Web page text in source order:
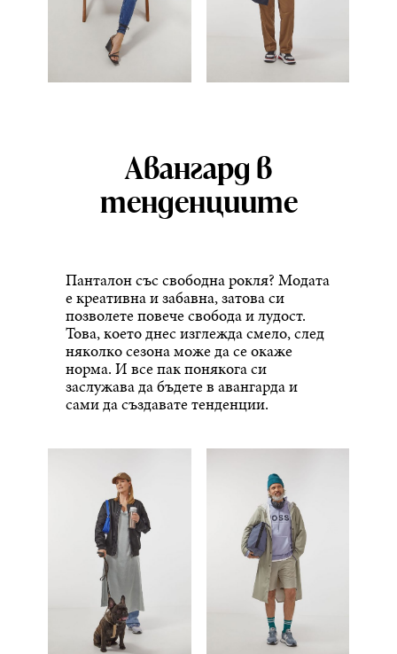
Авангард в
тенденциите
Панталон със свободна рокля? Модата
е креативна и забавна, затова си
позволете повече свобода и лудост.
Това, което днес изглежда смело, след
няколко сезона може да се окаже
норма. И все пак понякога си
заслужава да бъдете в авангарда и
сами да създавате тенденции.